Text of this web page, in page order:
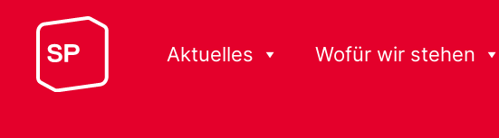
Aktuelles Wofür wir stehen